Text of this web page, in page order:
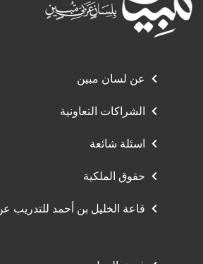
عن لسان مبين
الشراكات التعاونية
اسئلة شائعة
حقوق الملكية
قاعة الخليل بن أحمد للتدريب